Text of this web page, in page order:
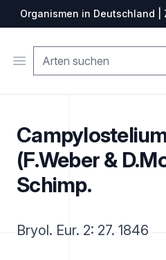
Organismen in Deutschland
Open menu
(F.Weber &
Schimp.
Bryol. Eur. 2: 27. 1846